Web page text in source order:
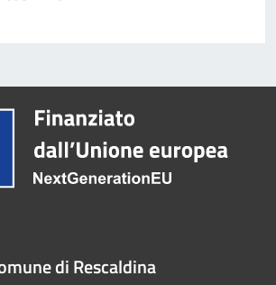
di Rescaldina